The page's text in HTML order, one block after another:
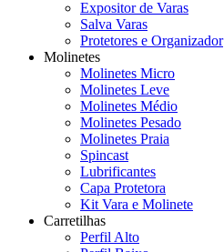
Expositor de Varas
Salva Varas
Protetores e Organizador
Molinetes
Molinetes Micro
Molinetes Leve
Molinetes Médio
Molinetes Pesado
Molinetes Praia
Spincast
Lubrificantes
Capa Protetora
Kit Vara e Molinete
Carretilhas
Perfil Alto